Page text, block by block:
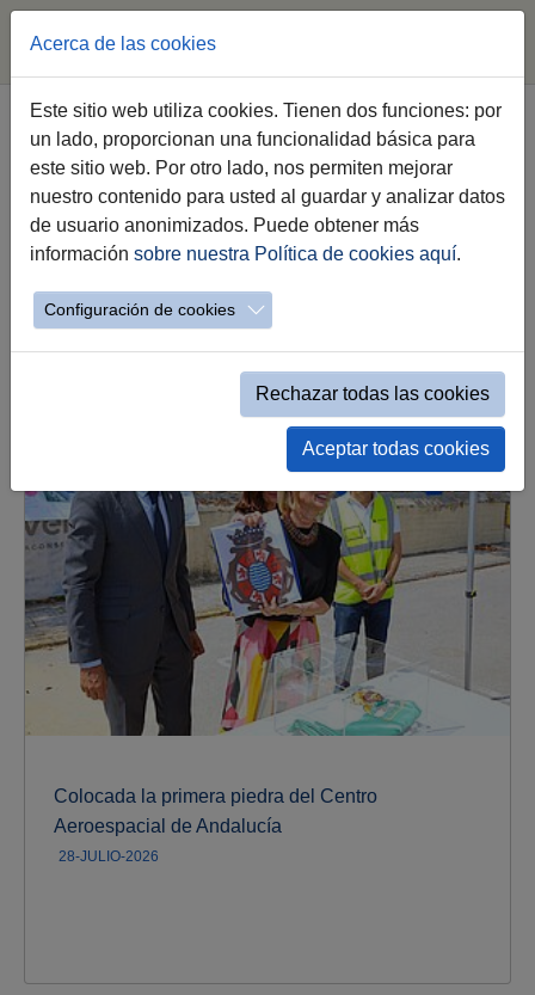
Saltar al contenido principal
Emprendimiento
Noticias
Colocada la primera piedra del Centro
Aeroespacial de Andalucía
28-JULIO-2026
Acerca de las cookies
Este sitio web utiliza cookies. Tienen dos funciones: por
un lado, proporcionan una funcionalidad básica para
este sitio web. Por otro lado, nos permiten mejorar
nuestro contenido para usted al guardar y analizar datos
de usuario anonimizados. Puede obtener más
información sobre nuestra Política de cookies aquí.
Configuración de cookies
Rechazar todas las cookies
Aceptar todas cookies